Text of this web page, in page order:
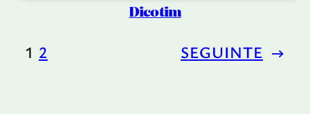
Dicotim
1 2 SEGUINTE →